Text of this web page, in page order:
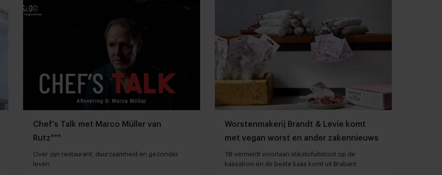
Chef's Talk met Marco Müller van
Rutz***
Over zijn restaurant, duurzaamheid en gezonder
leven
Worstenmakerij Brandt & Levie komt
met vegan worst en ander zakennieuws
YB vermeldt voortaan stikstofuitstoot op de
kassabon én de beste kaas komt uit Brabant